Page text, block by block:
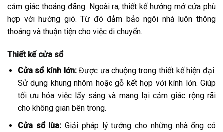
cảm giác thoáng đãng. Ngoài ra, thiết kế hướng mở cửa phù
hợp với hướng gió. Từ đó đảm bảo ngôi nhà luôn thông
thoáng và thuận tiện cho việc di chuyển.
Thiết kế cửa sổ
Cửa sổ kính lớn:Được ưa chuộng trong thiết kế hiện đại.
Sử dụng khung nhôm hoặc gỗ kết hợp với kính lớn. Giúp
tối ưu hóa việc lấy sáng và mang lại cảm giác rộng rãi
cho không gian bên trong.
Cửa sổ lùa: Giải pháp lý tưởng cho những nhà ống có